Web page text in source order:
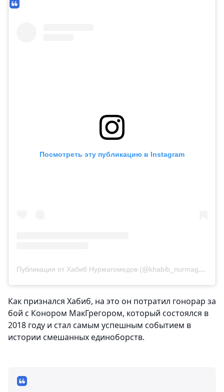
Посмотреть эту публикацию в Instagram
Публикация от Хабиб Нурмагомедов (@khabib_nurmagomedov)
Как признался Хабиб, на это он потратил гонорар за
бой с Конором МакГрегором, который состоялся в
2018 году и стал самым успешным событием в
истории смешанных единоборств.